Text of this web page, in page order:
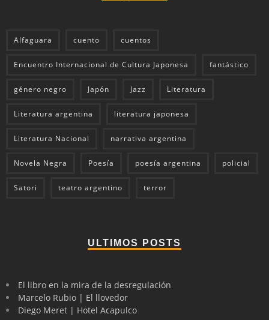
Alfaguara cuento cuentos
Encuentro Internacional de Cultura Japonesa fantástico
género negro Japón Jazz Literatura
Literatura argentina literatura japonesa
Literatura Nacional narrativa argentina
Novela Negra Poesía poesía argentina policial
Satori teatro argentino terror
ULTIMOS POSTS
El libro en la mira de la desregulación
Marcelo Rubio | El llovedor
Diego Meret | Hotel Acapulco